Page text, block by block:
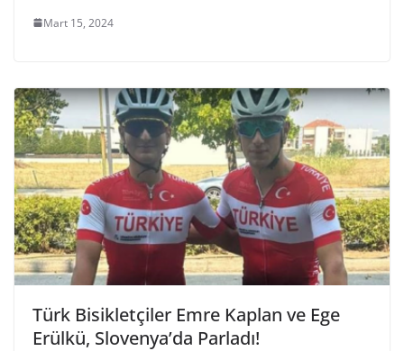
Mart 15, 2024
Türk Bisikletçiler Emre Kaplan ve Ege
Erülkü, Slovenya’da Parladı!